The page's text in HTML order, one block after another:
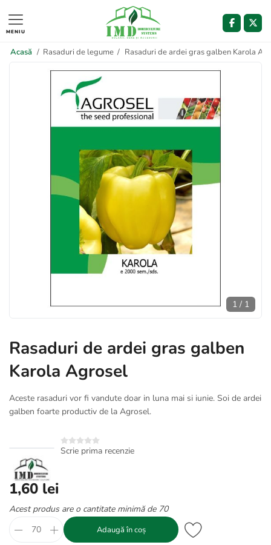
MENIU
Acasă / Rasaduri de legume / Rasaduri de ardei gras galben Karola
1 / 1
Rasaduri de ardei gras galben
Karola Agrosel
Aceste rasaduri vor fi vandute doar in luna mai si iunie. Soi de ardei
galben foarte productiv de la Agrosel.
Scrie prima recenzie
1,60 lei
Acest produs are o cantitate minimă de 70
Adaugă în coș